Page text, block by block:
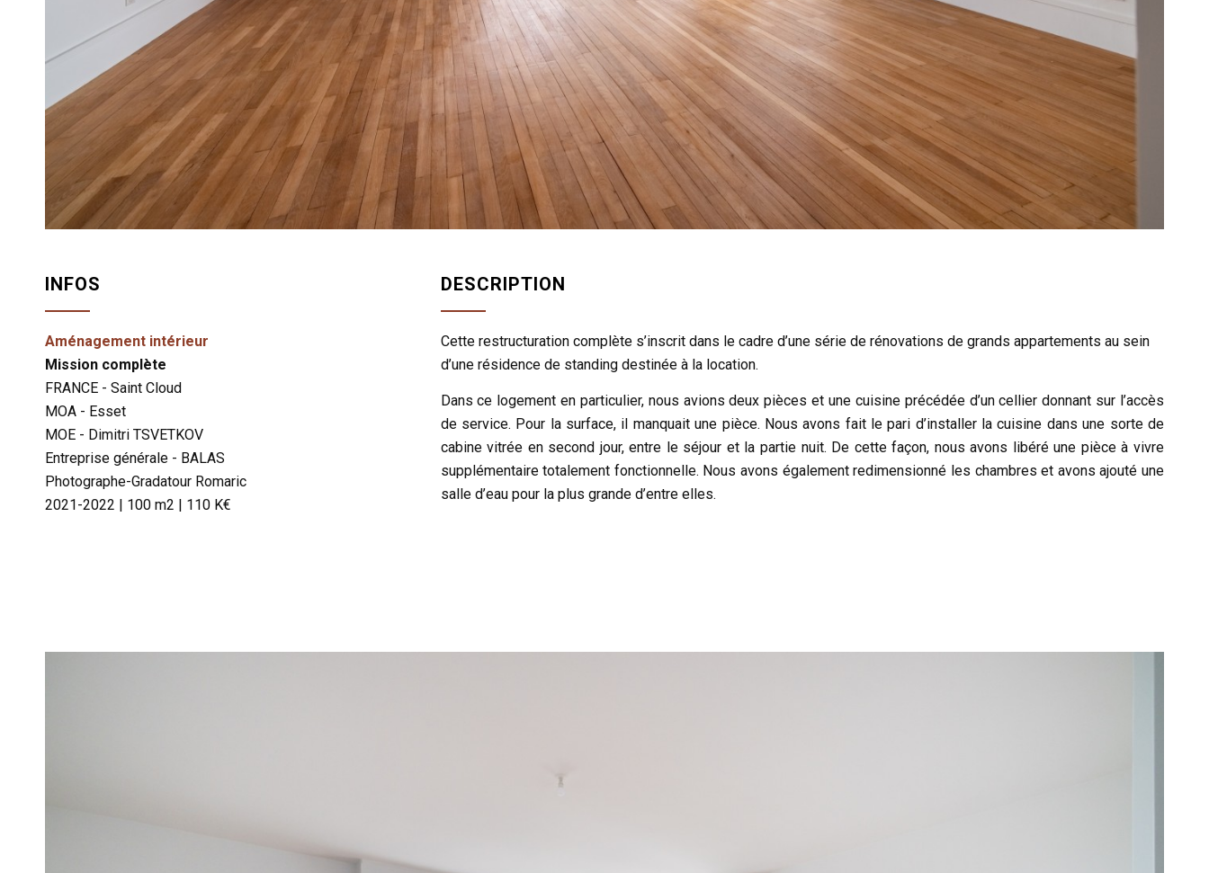
INFOS
Aménagement intérieur
Mission complète
FRANCE - Saint Cloud
MOA - Esset
MOE - Dimitri TSVETKOV
Entreprise générale - BALAS
Photographe-Gradatour Romaric
2021-2022 | 100 m2 | 110 K€
DESCRIPTION
Cette restructuration complète s’inscrit dans le cadre d’une série de rénovations de grands appartements au sein
d’une résidence de standing destinée à la location.
Dans ce logement en particulier, nous avions deux pièces et une cuisine précédée d’un cellier donnant sur l’accès
de service. Pour la surface, il manquait une pièce. Nous avons fait le pari d’installer la cuisine dans une sorte de
cabine vitrée en second jour, entre le séjour et la partie nuit. De cette façon, nous avons libéré une pièce à vivre
supplémentaire totalement fonctionnelle. Nous avons également redimensionné les chambres et avons ajouté une
salle d’eau pour la plus grande d’entre elles.